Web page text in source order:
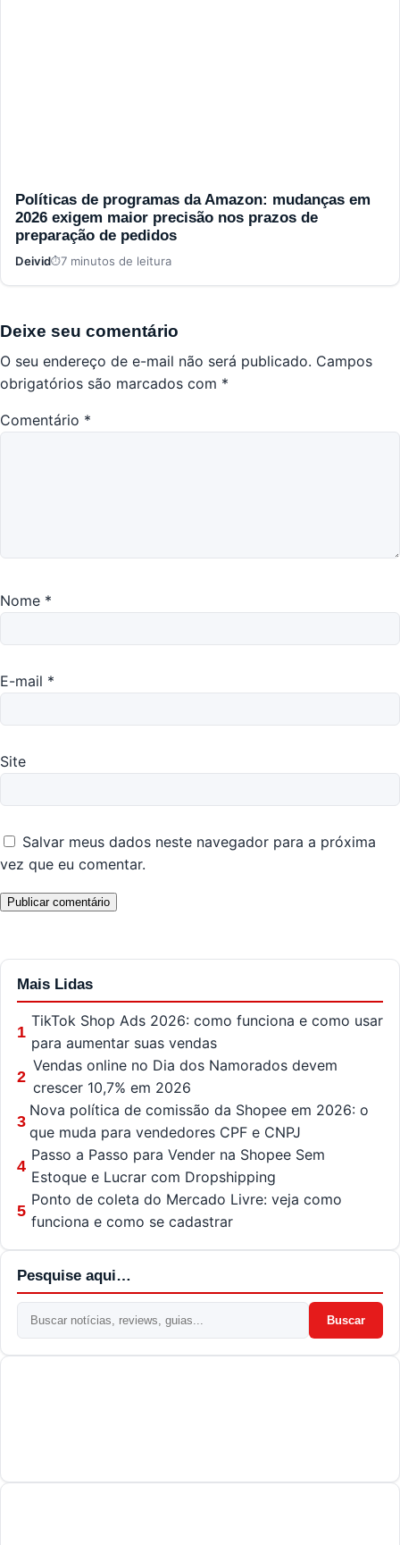
Políticas de programas da Amazon: mudanças em
2026 exigem maior precisão nos prazos de
preparação de pedidos
Deivid 7 minutos de leitura
Deixe seu comentário
O seu endereço de e-mail não será publicado. Campos
obrigatórios são marcados com *
Comentário *
Nome *
E-mail *
Site
Salvar meus dados neste navegador para a próxima
vez que eu comentar.
Mais Lidas
1
TikTok Shop Ads 2026: como funciona e como usar
para aumentar suas vendas
2
Vendas online no Dia dos Namorados devem
crescer 10,7% em 2026
3
Nova política de comissão da Shopee em 2026: o
que muda para vendedores CPF e CNPJ
4
Passo a Passo para Vender na Shopee Sem
Estoque e Lucrar com Dropshipping
5
Ponto de coleta do Mercado Livre: veja como
funciona e como se cadastrar
Pesquise aqui…
Buscar